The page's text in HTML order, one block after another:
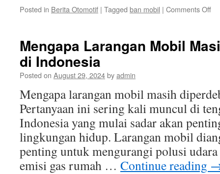
Posted in Berita Otomotif | Tagged ban mobil | Comments Offon
Mengapa Larangan Mobil
di Indonesia
Posted on August 29, 2024byadmin
Mengapa larangan mobil masih
Pertanyaan ini sering kali muncul di
Indonesia yang mulai sadar akan
lingkungan hidup. Larangan mobil
penting untuk mengurangi polusi
emisi gas rumah … Continue reading